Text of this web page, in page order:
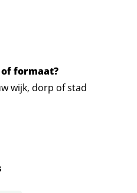
formaat?
wijk, dorp of stad